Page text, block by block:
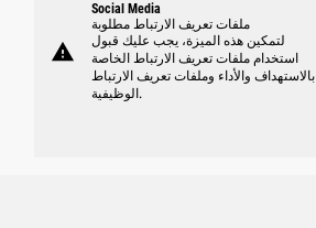
warning
Social Media
ملفات تعريف الارتباط مطلوبة
لتمكين هذه الميزة، يجب عليك قبول
استخدام ملفات تعريف الارتباط الخاصة
بالاستهداف والأداء وملفات تعريف الارتباط
الوظيفية.